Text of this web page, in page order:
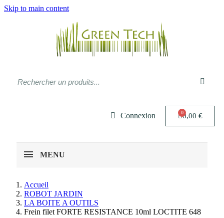
Skip to main content
Connexion 0,00 €
MENU
Accueil
ROBOT JARDIN
LA BOITE A OUTILS
Frein filet FORTE RESISTANCE 10ml LOCTITE 648